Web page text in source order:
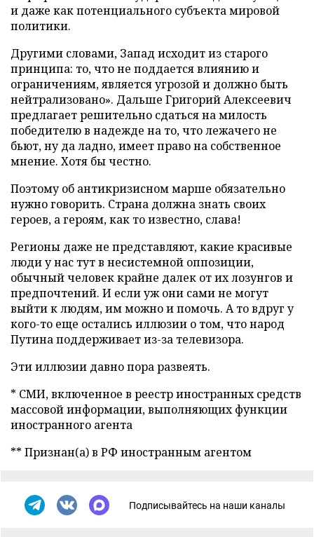
и даже как потенциального субъекта мировой
политики.
Другими словами, Запад исходит из старого
принципа: то, что не поддается влиянию и
ограничениям, является угрозой и должно быть
нейтрализовано». Дальше Григорий Алексеевич
предлагает решительно сдаться на милость
победителю в надежде на то, что лежачего не
бьют, ну да ладно, имеет право на собственное
мнение. Хотя бы честно.
Поэтому об антикризисном марше обязательно
нужно говорить. Страна должна знать своих
героев, а героям, как то известно, слава!
Регионы даже не представляют, какие красивые
люди у нас тут в несистемной оппозиции,
обычный человек крайне далек от их лозунгов и
предпочтений. И если уж они сами не могут
выйти к людям, им можно и помочь. А то вдруг у
кого-то еще остались иллюзии о том, что народ
Путина поддерживает из-за телевизора.
Эти иллюзии давно пора развеять.
* СМИ, включенное в реестр иностранных средств
массовой информации, выполняющих функции
иностранного агента
** Признан(а) в РФ иностранным агентом
Подписывайтесь на наши каналы